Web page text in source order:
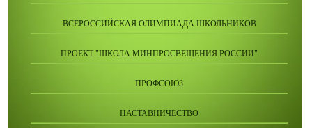
ВСЕРОССИЙСКАЯ ОЛИМПИАДА ШКОЛЬНИКОВ
ПРОЕКТ "ШКОЛА МИНПРОСВЕЩЕНИЯ РОССИИ"
ПРОФСОЮЗ
НАСТАВНИЧЕСТВО